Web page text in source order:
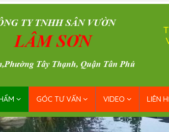
GÓC TƯ VẤN VIDEO LIÊN